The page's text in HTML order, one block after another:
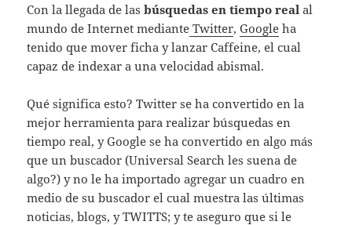
Con la llegada de las búsquedas en tiempo real al
mundo de Internet mediante Twitter,Google ha
tenido que mover ficha y lanzar Caffeine, el cual
capaz de indexar a una velocidad abismal.
Qué significa esto? Twitter se ha convertido en la
mejor herramienta para realizar búsquedas en
tiempo real, y Google se ha convertido en algo más
que un buscador (Universal Search les suena de
algo?) y no le ha importado agregar un cuadro en
medio de su buscador el cual muestra las últimas
noticias, blogs, y TWITTS; y te aseguro que si le